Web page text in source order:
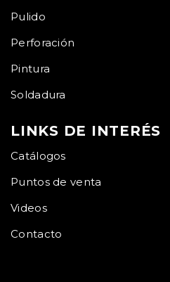
Pulido
Perforación
Pintura
Soldadura
LINKS DE INTERÉS
Catálogos
Puntos de venta
Videos
Contacto